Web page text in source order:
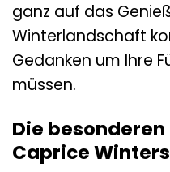
ganz auf das
Winterlandschaft
Gedanken um Ihre
müssen.
Die
Caprice